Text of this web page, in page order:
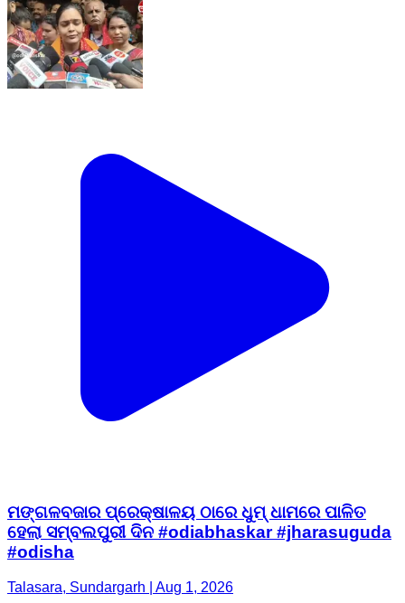
ମଙ୍ଗଳବଜାର ପ୍ରେକ୍ଷାଳୟ ଠାରେ ଧୁମ୍ ଧାମରେ ପାଳିତ
ହେଲା ସମ୍ବଲପୁରୀ ଦିନ #odiabhaskar #jharasuguda
#odisha
Talasara, Sundargarh | Aug 1, 2026